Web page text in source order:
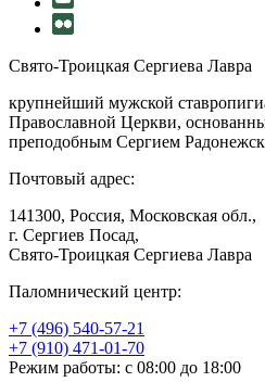
Свято-Троицкая Сергиева Лавра
крупнейший мужской
Православной Церкви,
преподобным Сергием
Почтовый адрес:
141300, Россия, Московская обл.,
г. Сергиев Посад,
Свято-Троицкая Сергиева Лавра
Паломнический центр:
+7 (496) 540-57-21
+7 (910) 471-01-70
Режим работы: с 08:00 до 18:00